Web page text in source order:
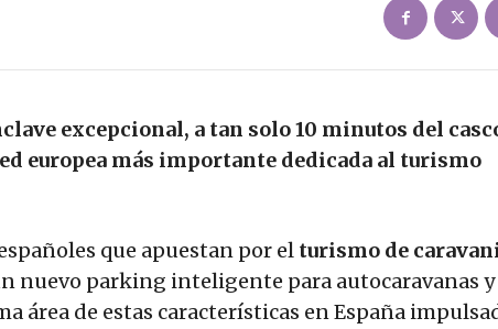
excepcional, a tan solo 10 minutos del
europea más importante dedicada al turismo
que apuestan por el turismo de
nuevo parking inteligente para autocaravanas y
área de estas características en España